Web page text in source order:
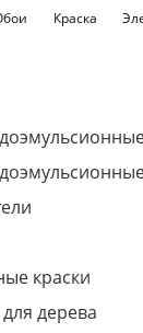
Пошехонское ш., 18
Краска
краски
дерева
оплату